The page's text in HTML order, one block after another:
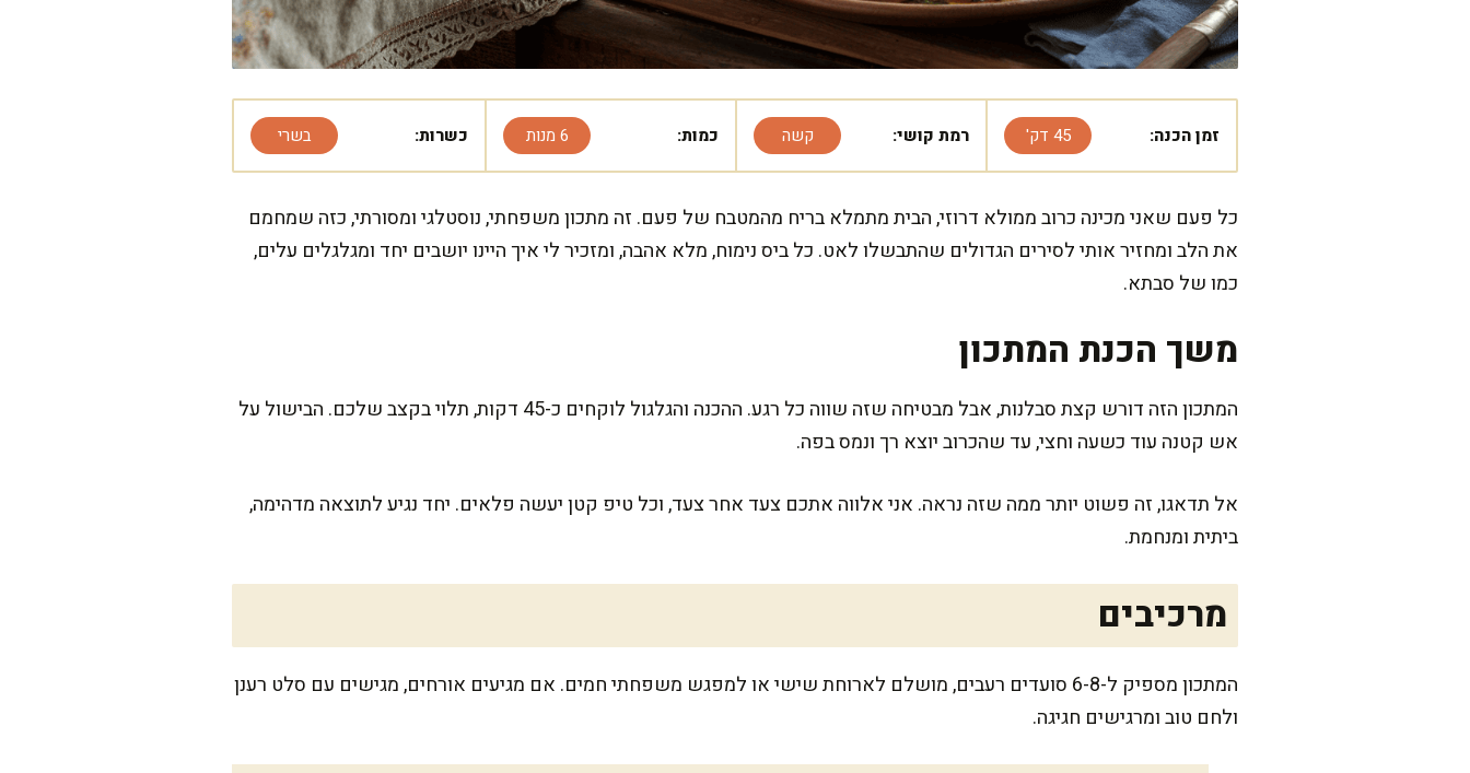
זמן הכנה: 45 דק' רמת קושי: קשה כמות: 6 מנות כשרות: בשרי
כל פעם שאני מכינה כרוב ממולא דרוזי, הבית מתמלא בריח מהמטבח של פעם. זה מתכון משפחתי, נוסטלגי ומסורתי, כזה שמחמם
את הלב ומחזיר אותי לסירים הגדולים שהתבשלו לאט. כל ביס נימוח, מלא אהבה, ומזכיר לי איך היינו יושבים יחד ומגלגלים עלים,
כמו של סבתא.
משך הכנת המתכון
המתכון הזה דורש קצת סבלנות, אבל מבטיחה שזה שווה כל רגע. ההכנה והגלגול לוקחים כ-45 דקות, תלוי בקצב שלכם. הבישול על
אש קטנה עוד כשעה וחצי, עד שהכרוב יוצא רך ונמס בפה.
אל תדאגו, זה פשוט יותר ממה שזה נראה. אני אלווה אתכם צעד אחר צעד, וכל טיפ קטן יעשה פלאים. יחד נגיע לתוצאה מדהימה,
ביתית ומנחמת.
מרכיבים
המתכון מספיק ל-6-8 סועדים רעבים, מושלם לארוחת שישי או למפגש משפחתי חמים. אם מגיעים אורחים, מגישים עם סלט רענן
ולחם טוב ומרגישים חגיגה.